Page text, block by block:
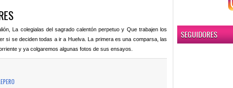
La colegialas del sagrado calentón perpetuo y Que trabajen los
si se deciden todas a ir a Huelva. La primera es una comparsa, las
y ya colgaremos algunas fotos de sus ensayos.
SEGUIDORES